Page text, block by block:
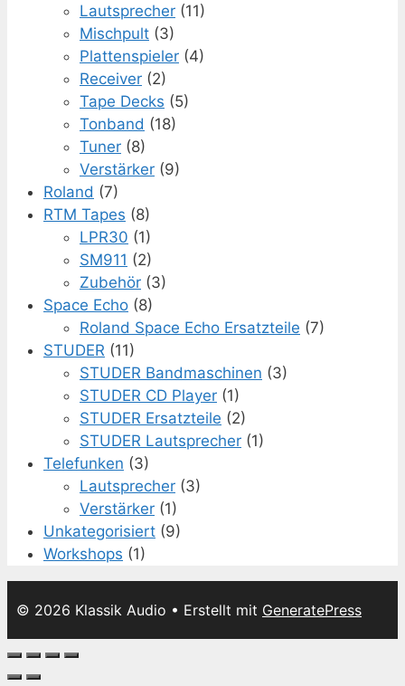
Lautsprecher (11)
Mischpult (3)
Plattenspieler (4)
Receiver (2)
Tape Decks (5)
Tonband (18)
Tuner (8)
Verstärker (9)
Roland (7)
RTM Tapes (8)
LPR30 (1)
SM911 (2)
Zubehör (3)
Space Echo (8)
Roland Space Echo Ersatzteile (7)
STUDER (11)
STUDER Bandmaschinen (3)
STUDER CD Player (1)
STUDER Ersatzteile (2)
STUDER Lautsprecher (1)
Telefunken (3)
Lautsprecher (3)
Verstärker (1)
Unkategorisiert (9)
Workshops (1)
© 2026 Klassik Audio • Erstellt mit GeneratePress